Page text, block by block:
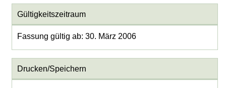
Gültigkeitszeitraum
Fassung gültig ab: 30. März 2006
Drucken/Speichern